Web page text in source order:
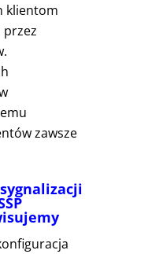
klientom
przez
zawsze